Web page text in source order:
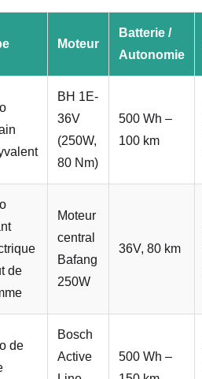
Moteur
Batterie /
Autonomie
BH 1E-
36V
(250W,
80 Nm)
500 Wh –
100 km
de
Moteur
central
Bafang
250W
36V, 80 km
de
Bosch
Active
500 Wh –